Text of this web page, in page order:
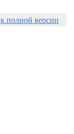
к полной версии